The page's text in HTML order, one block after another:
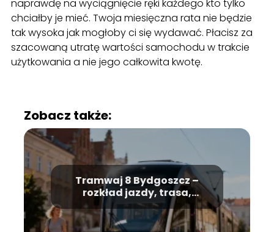
naprawdę na wyciągnięcie ręki każdego kto tylko
chciałby je mieć. Twoja miesięczna rata nie będzie
tak wysoka jak mogłoby ci się wydawać. Płacisz za
szacowaną utratę wartości samochodu w trakcie
użytkowania a nie jego całkowita kwotę.
Zobacz także:
Tramwaj 8 Bydgoszcz –
rozkład jazdy, trasa,
przystanki